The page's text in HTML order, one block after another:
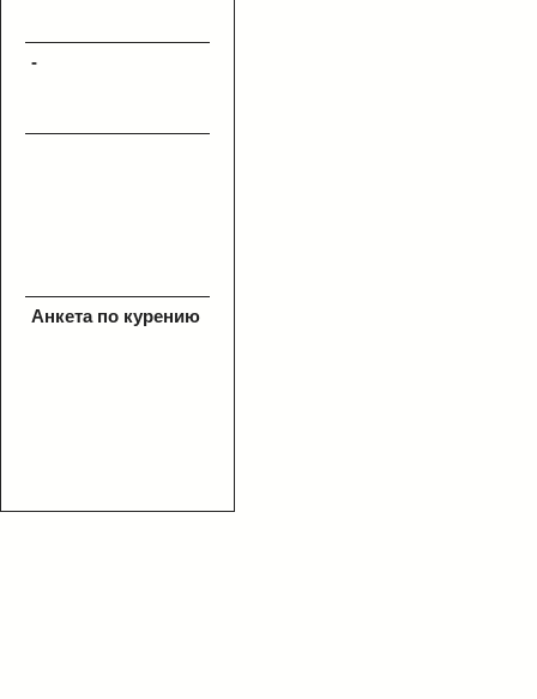
-
Анкета по курению